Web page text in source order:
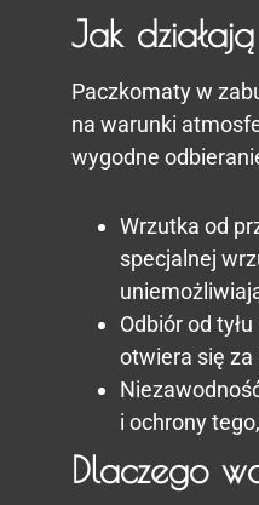
Jak
Paczkomaty w
na warunki
wygodne
Wrzutka od
specjalnej
Odbiór od
otwiera się za
i ochrony
Dlaczego